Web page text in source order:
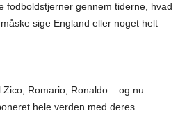
fodboldstjerner gennem tiderne, hvad
sige England eller noget helt
Romario, Ronaldo – og nu
hele verden med deres